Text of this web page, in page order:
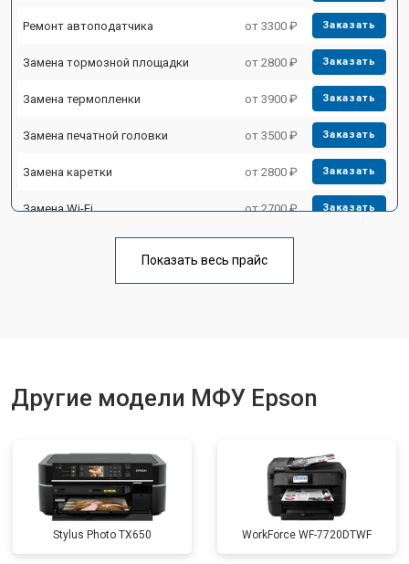
Ремонт автоподатчика от 3300 ₽ Заказать
Замена тормозной площадки от 2800 ₽ Заказать
Замена термопленки от 3900 ₽ Заказать
Замена печатной головки от 3500 ₽ Заказать
Замена каретки от 2800 ₽ Заказать
Замена Wi-Fi от 2700 ₽ Заказать
от 3500 ₽
Показать весь прайс
Другие модели МФУ Epson
Stylus Photo TX650 WorkForce WF-7720DTWF